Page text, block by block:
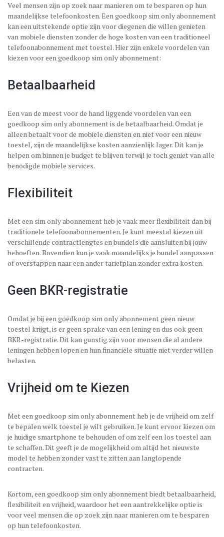
Veel mensen zijn op zoek naar manieren om te besparen op hun
maandelijkse telefoonkosten. Een goedkoop sim only abonnement
kan een uitstekende optie zijn voor diegenen die willen genieten
van mobiele diensten zonder de hoge kosten van een traditioneel
telefoonabonnement met toestel. Hier zijn enkele voordelen van
kiezen voor een goedkoop sim only abonnement:
Betaalbaarheid
Een van de meest voor de hand liggende voordelen van een
goedkoop sim only abonnement is de betaalbaarheid. Omdat je
alleen betaalt voor de mobiele diensten en niet voor een nieuw
toestel, zijn de maandelijkse kosten aanzienlijk lager. Dit kan je
helpen om binnen je budget te blijven terwijl je toch geniet van alle
benodigde mobiele services.
Flexibiliteit
Met een sim only abonnement heb je vaak meer flexibiliteit dan bij
traditionele telefoonabonnementen. Je kunt meestal kiezen uit
verschillende contractlengtes en bundels die aansluiten bij jouw
behoeften. Bovendien kun je vaak maandelijks je bundel aanpassen
of overstappen naar een ander tariefplan zonder extra kosten.
Geen BKR-registratie
Omdat je bij een goedkoop sim only abonnement geen nieuw
toestel krijgt, is er geen sprake van een lening en dus ook geen
BKR-registratie. Dit kan gunstig zijn voor mensen die al andere
leningen hebben lopen en hun financiële situatie niet verder willen
belasten.
Vrijheid om te Kiezen
Met een goedkoop sim only abonnement heb je de vrijheid om zelf
te bepalen welk toestel je wilt gebruiken. Je kunt ervoor kiezen om
je huidige smartphone te behouden of om zelf een los toestel aan
te schaffen. Dit geeft je de mogelijkheid om altijd het nieuwste
model te hebben zonder vast te zitten aan langlopende
contracten.
Kortom, een goedkoop sim only abonnement biedt betaalbaarheid,
flexibiliteit en vrijheid, waardoor het een aantrekkelijke optie is
voor veel mensen die op zoek zijn naar manieren om te besparen
op hun telefoonkosten.